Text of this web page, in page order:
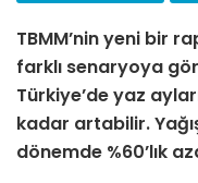
TBMM’nin yeni bir
farklı senaryoya
Türkiye’de yaz
kadar artabilir.
dönemde %60’lık